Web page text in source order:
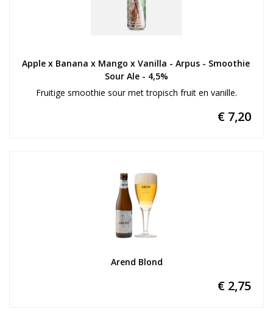
Apple x Banana x Mango x Vanilla - Arpus - Smoothie
Sour Ale - 4,5%
Fruitige smoothie sour met tropisch fruit en vanille.
€ 7,20
Arend Blond
€ 2,75